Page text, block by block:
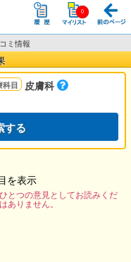
ミ情報
皮膚科
する
を表示
とつの意見としてお読みくだ
ありません。